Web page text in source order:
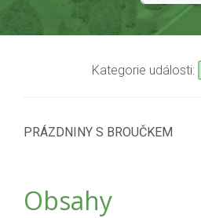
Kategorie události:
PRÁZDNINY S BROUČKEM
Obsahy